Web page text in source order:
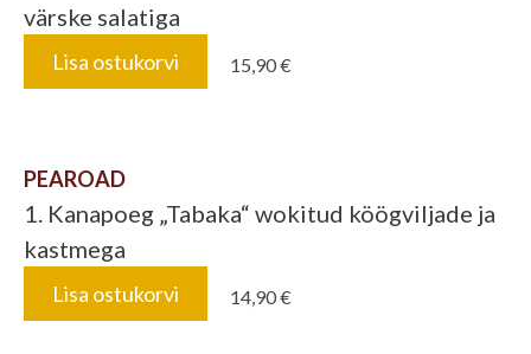
värske salatiga
Lisa ostukorvi 15,90 €
PEAROAD
1. Kanapoeg „Tabaka“ wokitud köögviljade ja
kastmega
Lisa ostukorvi 14,90 €